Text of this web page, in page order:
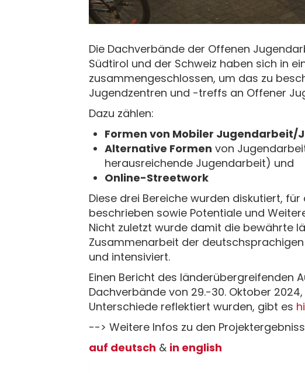
Die Dachverbände der Offenen
Südtirol und der Schweiz haben sich in
zusammengeschlossen, um das zu
Jugendzentren und -treffs an Offener
Dazu zählen:
Formen von Mobiler
Alternative Formen von
herausreichende Jugendarbeit) und
Online-Streetwork
Diese drei Bereiche wurden diskutiert,
beschrieben sowie Potentiale und
Nicht zuletzt wurde damit die bewährte
Zusammenarbeit der
und intensiviert.
Einen Bericht des länderübergreifenden
Dachverbände von 29.-30. Oktober
Unterschiede reflektiert wurden, gibt es
--> Weitere Infos zu den
auf deutsch & in english